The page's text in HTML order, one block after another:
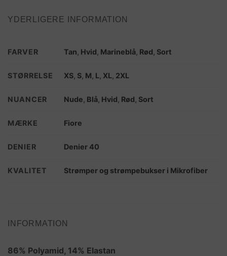
YDERLIGERE INFORMATION
FARVER Tan Hvid Marineblå Rød Sort
STØRRELSE XS S M L XL 2XL
NUANCER Nude Blå Hvid Rød Sort
MÆRKE Fiore
DENIER Denier 40
KVALITET Strømper og strømpebukser i Mikrofiber
INFORMATION
86% Polyamid, 14% Elastan